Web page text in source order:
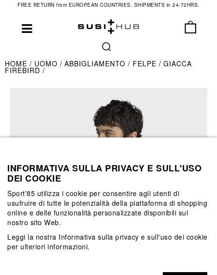
FREE RETURN from EUROPEAN COUNTRIES. SHIPMENTS in 24-72HRS.
HOME UOMO ABBIGLIAMENTO FELPE GIACCA
FIREBIRD
INFORMATIVA SULLA PRIVACY E SULL'USO
DEI COOKIE
Sport'85 utilizza i cookie per consentire agli utenti di
usufruire di tutte le potenzialità della piattaforma di shopping
online e delle funzionalità personalizzate disponibili sul
nostro sito Web.
Leggi la nostra Informativa sulla privacy e sull'uso dei cookie
per ulteriori informazioni.